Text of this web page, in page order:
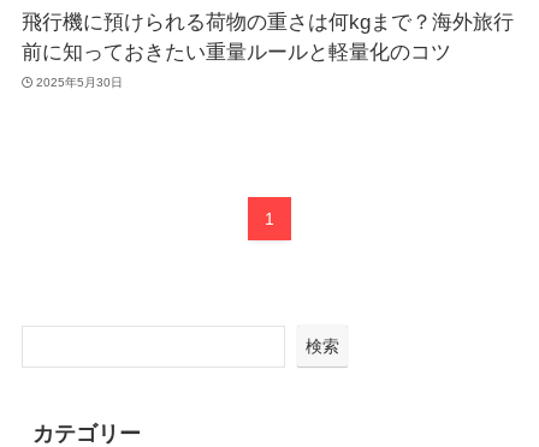
飛行機に預けられる荷物の重さは何kgまで？海外旅行
前に知っておきたい重量ルールと軽量化のコツ
2025年5月30日
1
検索
カテゴリー